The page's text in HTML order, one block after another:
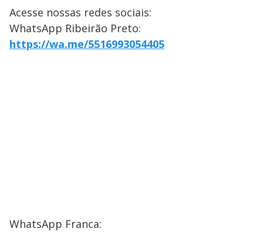
Acesse nossas redes sociais:
WhatsApp Ribeirão Preto:
https://wa.me/5516993054405
WhatsApp Franca: